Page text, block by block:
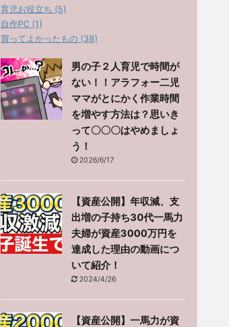
育児お役立ち (5)
自作PC (1)
買ってよかったもの (38)
男の子２人育児で時間が
ない！！アラフォー二児
ママがとにかく作業時間
を増やす方法は？思いき
って〇〇〇はやめましょ
う！
2026/6/17
【資産公開】年収減、支
出増の子持ち30代一馬力
夫婦が資産3000万円を
達成した理由の動画につ
いて紹介！
2024/4/26
【資産公開】一馬力が資